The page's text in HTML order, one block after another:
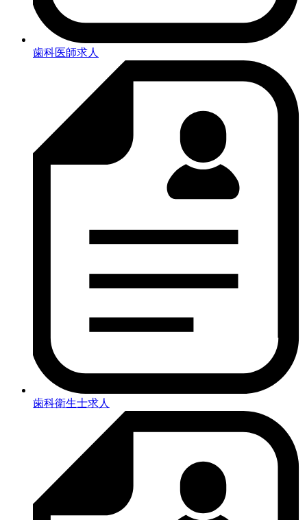
歯科医師求人
歯科衛生士求人